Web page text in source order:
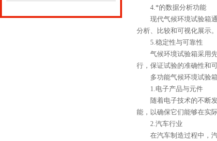
4.*的数据分析功能
现代气候环境试验箱通
分析、比较和可视化展示
5.稳定性与可靠性
气候环境试验箱采用先
行，保证试验的准确性和
多功能气候环境试验箱
1.电子产品与元件
随着电子技术的不断发
能，以确保它们能够在实
2.汽车行业
在汽车制造过程中，汽